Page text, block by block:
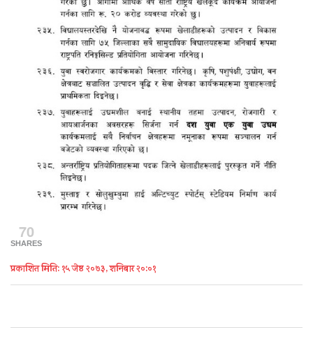
70
SHARES
प्रकाशित मिति: १५ जेष्ठ २०७३, शनिबार २०:०१